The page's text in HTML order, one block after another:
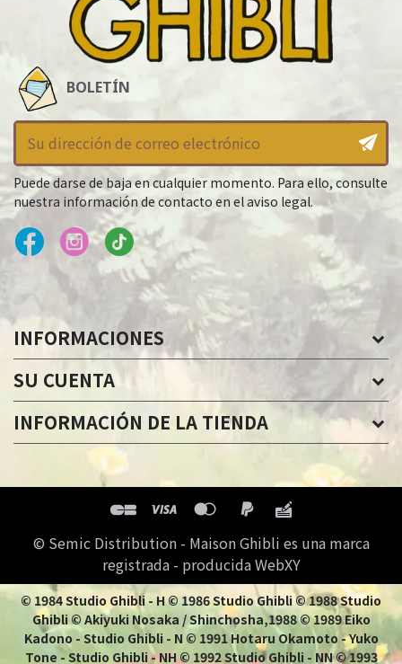
BOLETÍN
Puede darse de baja en cualquier momento. Para ello, consulte
nuestra información de contacto en el aviso legal.
INFORMACIONES
SU CUENTA
INFORMACIÓN DE LA TIENDA
© Semic Distribution - Maison Ghibli es una marca
registrada - producida WebXY
© 1984 Studio Ghibli - H © 1986 Studio Ghibli © 1988 Studio
Ghibli © Akiyuki Nosaka / Shinchosha,1988 © 1989 Eiko
Kadono - Studio Ghibli - N © 1991 Hotaru Okamoto - Yuko
Tone - Studio Ghibli - NH © 1992 Studio Ghibli - NN © 1993